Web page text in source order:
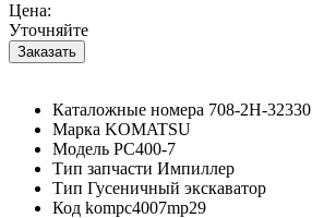
Цена:
Уточняйте
Каталожные номера 708-2H-32330
Марка KOMATSU
Модель PC400-7
Тип запчасти Импиллер
Тип Гусеничный экскаватор
Код kompc4007mp29